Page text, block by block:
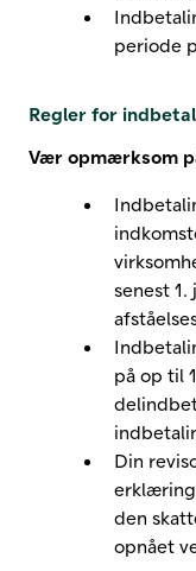
periode
Regler for
Vær opmærksom
senest
på op til
Din
den
opnået